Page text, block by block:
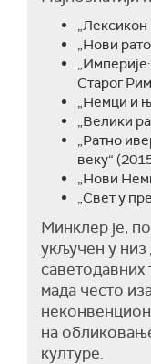
„Нови
Старог
„Немци и
„Велики
„Ратно
веку“
„Нови
„Свет у
Минклер је,
укључен у
мада често
на
културе.